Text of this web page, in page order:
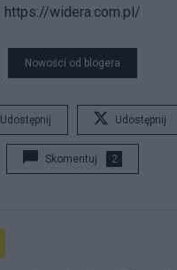
https://widera.com.pl/
Nowości od blogera
Udostępnij Udostępnij
Skomentuj 2